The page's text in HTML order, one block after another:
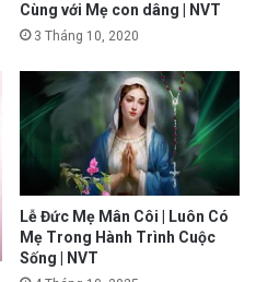
Cùng với Mẹ con dâng | NVT
3 Tháng 10, 2020
Lễ Đức Mẹ Mân Côi | Luôn Có
Mẹ Trong Hành Trình Cuộc
Sống | NVT